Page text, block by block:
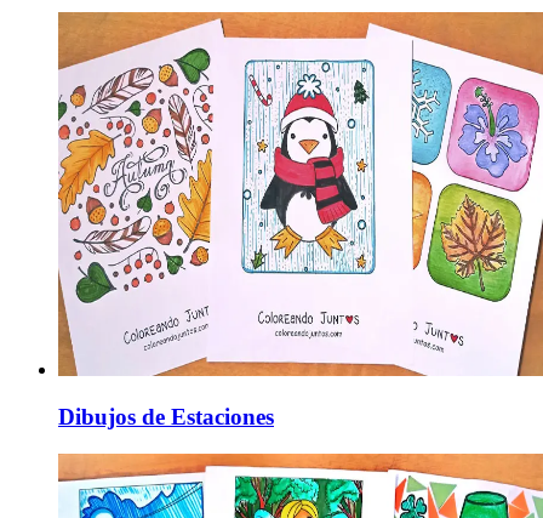
Dibujos de Estaciones